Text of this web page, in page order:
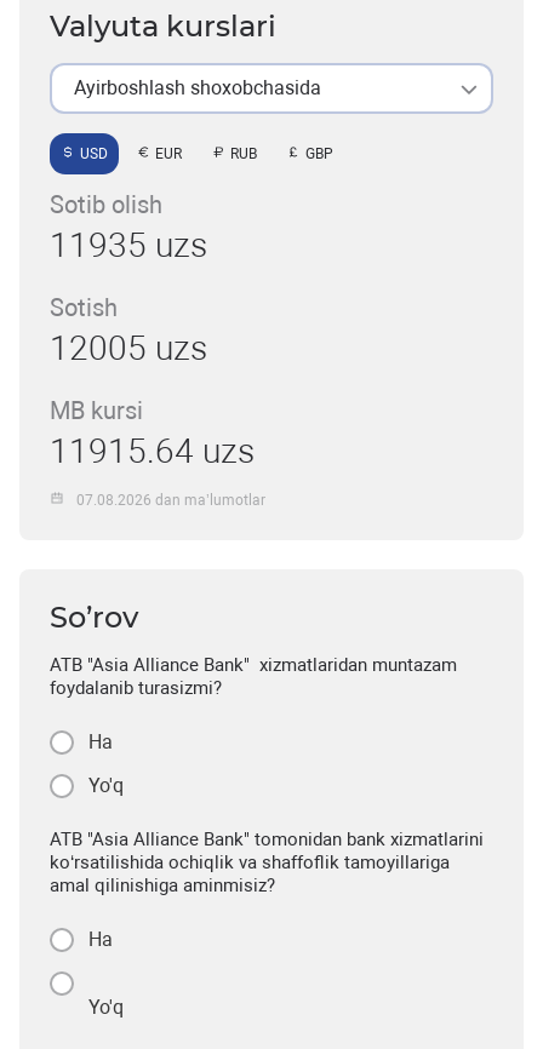
Valyuta kurslari
Ayirboshlash shoxobchasida
USD EUR RUB GBP
Sotib olish
11935 uzs
Sotish
12005 uzs
MB kursi
11915.64 uzs
07.08.2026 dan ma’lumotlar
So’rov
ATB "Asia Alliance Bank" xizmatlaridan muntazam
foydalanib turasizmi?
Ha
Yo'q
ATB "Asia Alliance Bank" tomonidan bank xizmatlarini
ko‘rsatilishida ochiqlik va shaffoflik tamoyillariga
amal qilinishiga aminmisiz?
Ha
Yo'q